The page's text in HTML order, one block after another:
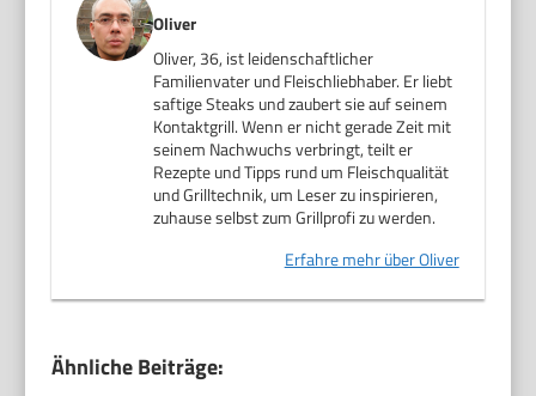
Oliver
Oliver, 36, ist leidenschaftlicher
Familienvater und Fleischliebhaber. Er liebt
saftige Steaks und zaubert sie auf seinem
Kontaktgrill. Wenn er nicht gerade Zeit mit
seinem Nachwuchs verbringt, teilt er
Rezepte und Tipps rund um Fleischqualität
und Grilltechnik, um Leser zu inspirieren,
zuhause selbst zum Grillprofi zu werden.
Erfahre mehr über Oliver
Ähnliche Beiträge: